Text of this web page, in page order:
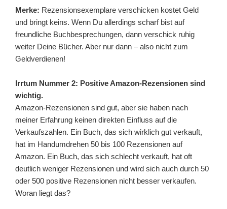
Merke: Rezensionsexemplare verschicken kostet Geld
und bringt keins. Wenn Du allerdings scharf bist auf
freundliche Buchbesprechungen, dann verschick ruhig
weiter Deine Bücher. Aber nur dann – also nicht zum
Geldverdienen!
Irrtum Nummer 2: Positive Amazon-Rezensionen sind
wichtig.
Amazon-Rezensionen sind gut, aber sie haben nach
meiner Erfahrung keinen direkten Einfluss auf die
Verkaufszahlen. Ein Buch, das sich wirklich gut verkauft,
hat im Handumdrehen 50 bis 100 Rezensionen auf
Amazon. Ein Buch, das sich schlecht verkauft, hat oft
deutlich weniger Rezensionen und wird sich auch durch 50
oder 500 positive Rezensionen nicht besser verkaufen.
Woran liegt das?